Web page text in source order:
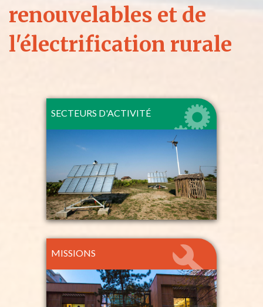
renouvelables et de
l'électrification rurale
SECTEURS D'ACTIVITÉ
MISSIONS